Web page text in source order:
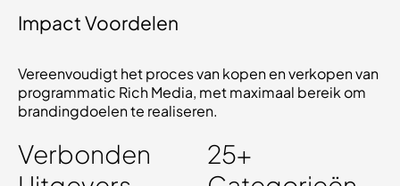
Impact Voordelen
Vereenvoudigt het proces van kopen en verkopen van
programmatic Rich Media, met maximaal bereik om
brandingdoelen te realiseren.
Verbonden
25+